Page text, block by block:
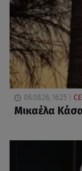
06.08.26, 16:25
Μικαέλα